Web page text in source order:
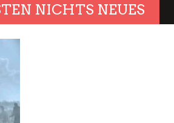
NICHTS NEUES